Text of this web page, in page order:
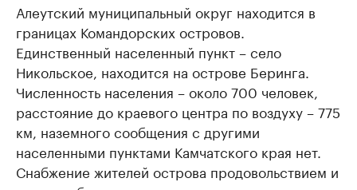
Алеутский муниципальный округ находится в
границах Командорских островов.
Единственный населенный пункт – село
Никольское, находится на острове Беринга.
Численность населения – около 700 человек,
расстояние до краевого центра по воздуху – 775
км, наземного сообщения с другими
населенными пунктами Камчатского края нет.
Снабжение жителей острова продовольствием и